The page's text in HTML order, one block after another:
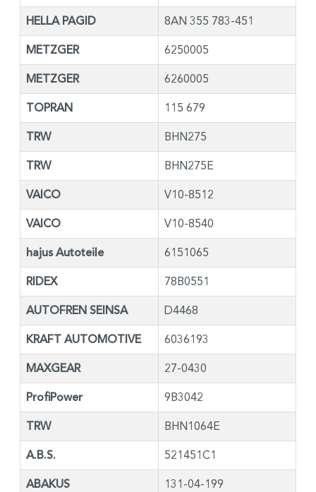
HELLA PAGID 8AN 355 783-451
METZGER 6250005
METZGER 6260005
TOPRAN 115 679
TRW BHN275
TRW BHN275E
VAICO V10-8512
VAICO V10-8540
hajus Autoteile 6151065
RIDEX 78B0551
AUTOFREN SEINSA D4468
KRAFT AUTOMOTIVE 6036193
MAXGEAR 27-0430
ProfiPower 9B3042
TRW BHN1064E
A.B.S. 521451C1
ABAKUS 131-04-199